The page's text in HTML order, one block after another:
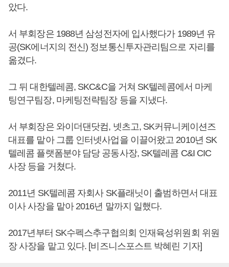
았다.
서 부회장은 1988년 삼성전자에 입사했다가 1989년 유
공(SK에너지의 전신) 정보통신투자관리팀으로 자리를
옮겼다.
그 뒤 대한텔레콤, SKC&C을 거쳐 SK텔레콤에서 마케
팅연구팀장, 마케팅전략팀장 등을 지냈다.
서 부회장은 와이더댄닷컴, 넷츠고, SK커뮤니케이션즈
대표를 맡아 그룹 인터넷사업을 이끌어왔고 2010년 SK
텔레콤 플랫폼분야 담당 공동사장, SK텔레콤 C&I CIC
사장 등을 거쳤다.
2011년 SK텔레콤 자회사 SK플래닛이 출범하면서 대표
이사 사장을 맡아 2016년 말까지 일했다.
2017년부터 SK수펙스추구협의회 인재육성위원회 위원
장 사장을 맡고 있다. [비즈니스포스트 박혜린 기자]